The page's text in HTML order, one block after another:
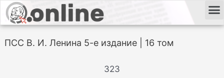
ПСС В. И. Ленина 5-е издание | 16 том
323